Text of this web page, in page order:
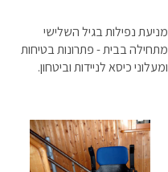
מניעת נפילות בגיל השלישי
מתחילה בבית - פתרונות בטיחות
ומעלוני כיסא לניידות וביטחון.